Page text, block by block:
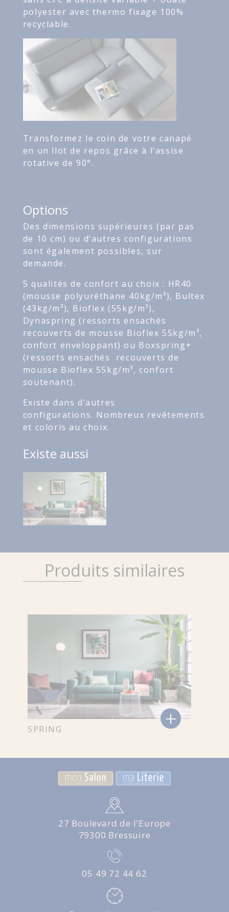
polyester avec thermo fixage 100%
recyclable.
Transformez le coin de votre canapé
en un îlot de repos grâce à l’assise
rotative de 90°.
Options
Des dimensions supérieures (par pas
de 10 cm) ou d‘autres configurations
sont également possibles, sur
demande.
5 qualités de confort au choix : HR40
(mousse polyuréthane 40kg/m³), Bultex
(43kg/m³), Bioflex (55kg/m³),
Dynaspring (ressorts ensachés
recouverts de mousse Bioflex 55kg/m³,
confort enveloppant) ou Boxspring+
(ressorts ensachés recouverts de
mousse Bioflex 55kg/m³, confort
soutenant).
Existe dans d’autres
configurations. Nombreux revêtements
et coloris au choix.
Existe aussi
Produits similaires
SPRING +
27 Boulevard de l'Europe
79300 Bressuire
05 49 72 44 62